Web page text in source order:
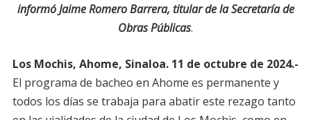
informó Jaime Romero Barrera, titular de la Secretaría de
Obras Públicas.
Los Mochis, Ahome, Sinaloa. 11 de octubre de 2024.-
El programa de bacheo en Ahome es permanente y
todos los días se trabaja para abatir este rezago tanto